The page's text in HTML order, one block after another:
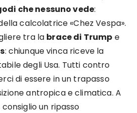
che nessuno vede:
calcolatrice «Chez Vespa».
tra la brace di Trump e
: chiunque vinca riceve la
degli Usa. Tutti contro
di essere in un trapasso
antropica e climatica. A
un ripasso